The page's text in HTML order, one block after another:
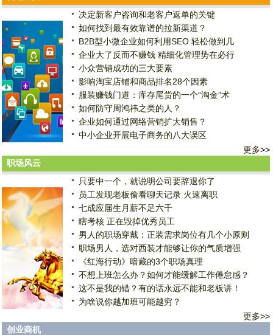
决定新客户咨询和老客户返单的关键
如何找到最有效靠谱的拉新渠道？
B2B型小微企业如何利用SEO 轻松做到几
企业大了反而不赚钱 精细化管理势在必行
小众营销成功的三大要素
影响淘宝店铺和商品排名28个因素
服装赚钱门道：库存尾货的一个“淘金”术
如何防守周鸿祎之类的人？
企业如何通过网络营销扩大销售？
中小企业开展电子商务的八大误区
更多>>
职场风云
只要中一个，就说明公司要辞退你了
员工发现老板偷看聊天记录 火速离职
七成应届生月薪不足六千
瞎考核 正在毁掉优秀员工
男人的职场穿戴：正装需求岗位有几个小原则
职场男人，选对西装才能够让你的气质增强
《红海行动》暗藏的3个职场真理
不想上班怎么办？如何才能缓解工作倦怠感？
这不是我的错？有的话永远不能和老板讲！
为啥说你越加班可能越穷？
更多>>
创业商机